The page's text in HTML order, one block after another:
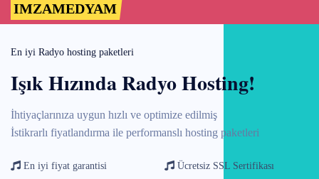
Radyo Hosting
Radyo Reseller
Hosting
Radyo Tasarım
IMZAMEDYAM
En iyi Radyo hosting paketleri
Işık Hızında Radyo Hosting!
İhtiyaçlarınıza uygun hızlı ve optimize edilmiş
İstikrarlı fiyatlandırma ile performanslı hosting paketleri
En iyi fiyat garantisi Ücretsiz SSL Sertifikası